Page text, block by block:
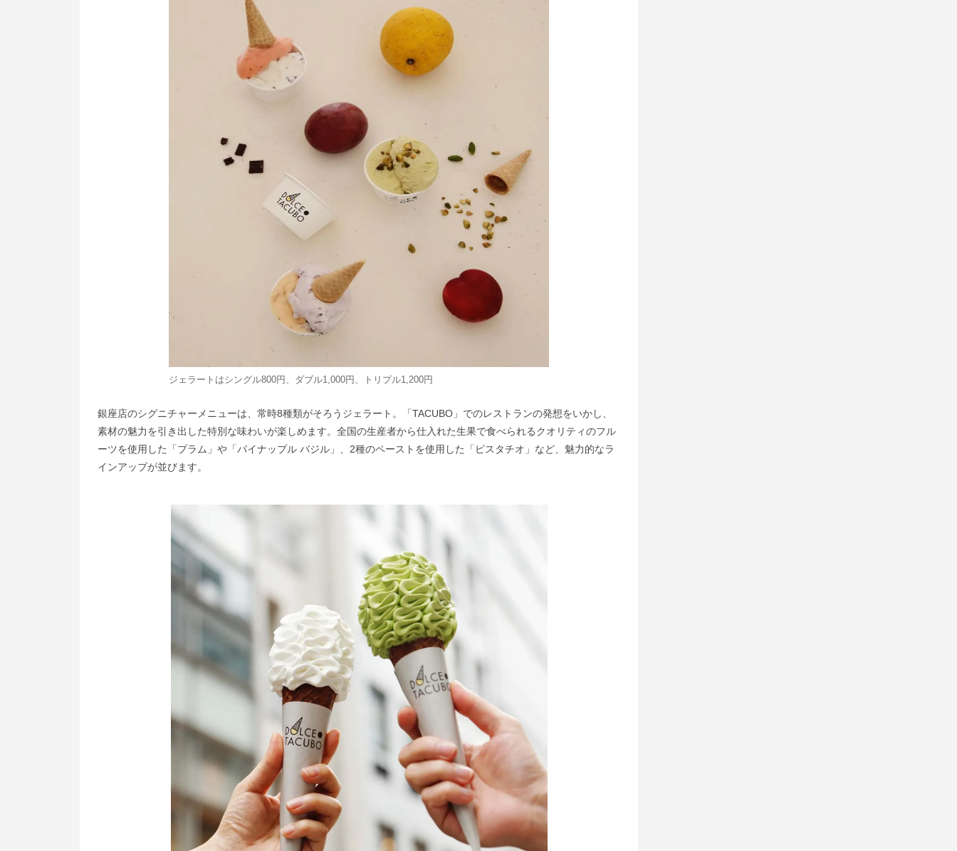
ジェラートはシングル800円、ダブル1,000円、トリプル1,200円
銀座店のシグニチャーメニューは、常時8種類がそろうジェラート。「TACUBO」でのレストランの発想をいかし、
素材の魅力を引き出した特別な味わいが楽しめます。全国の生産者から仕入れた生果で食べられるクオリティのフル
ーツを使用した「プラム」や「パイナップル バジル」、2種のペーストを使用した「ピスタチオ」など、魅力的なラ
インアップが並びます。